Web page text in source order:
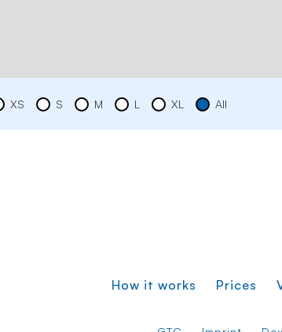
XS S M L XL All
How it works Prices